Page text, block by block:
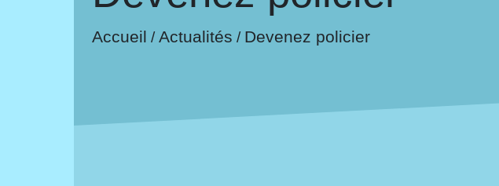
Accueil / Actualités / Devenez policier